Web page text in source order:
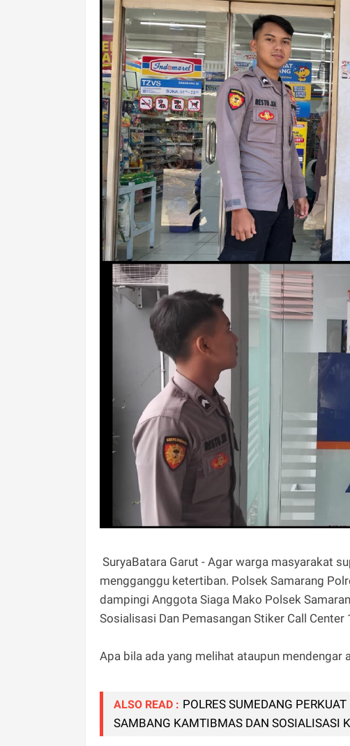
SuryaBatara Garut - Agar warga masyarakat
mengganggu ketertiban. Polsek Samarang
dampingi Anggota Siaga Mako Polsek
Sosialisasi Dan Pemasangan Stiker Call Center
Apa bila ada yang melihat ataupun
ALSO READ : POLRES SUMEDANG
SAMBANG KAMTIBMAS DAN SOSIALISASI